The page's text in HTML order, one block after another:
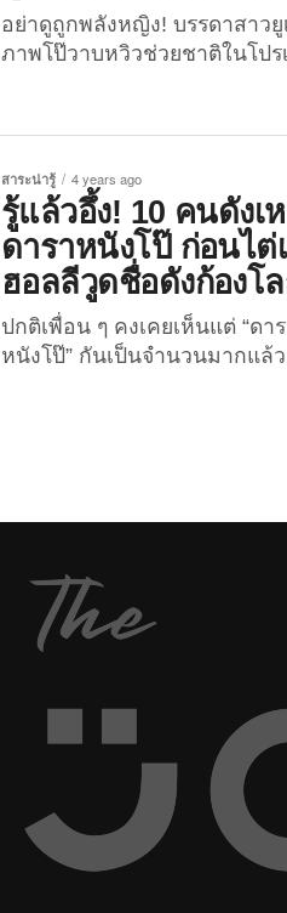
อย่าดูถูกพลังหญิง! บรรดาสาว
ภาพโป๊วาบหวิวช่วยชาติในโปร
มีหลากวิธีด้วยกัน แต่สำหรับส
เธอเลือกที่จะ “โป๊เพื่อชาติ” ! ใ
อย่างแน่นอน โดยสาว ๆ ผู้รักชา
กันสร้างโปรเจกต์ที่เรียกว่า
ผสมระหว่างคำว่า “Territorial
สาระน่ารู้ 4 years ago
รู้แล้วอึ้ง! 10 คนดังเ
ดาราหนังโป๊ ก่อนไต่
ฮอลลีวูดชื่อดังก้องโ
ปกติเพื่อน ๆ คงเคยเห็นแต่ “ดา
หนังโป๊” กันเป็นจำนวนมากแล้